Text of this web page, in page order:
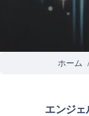
ホーム
エンジェ